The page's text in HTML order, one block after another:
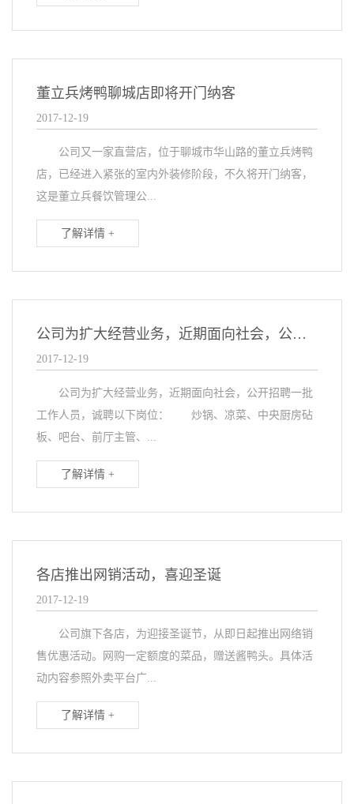
董立兵烤鸭聊城店即将开门纳客
2017-12-19
公司又一家直营店，位于聊城市华山路的董立兵烤鸭
店，已经进入紧张的室内外装修阶段，不久将开门纳客，
这是董立兵餐饮管理公...
了解详情 +
公司为扩大经营业务，近期面向社会，公开招聘一批工作人员
2017-12-19
公司为扩大经营业务，近期面向社会，公开招聘一批
工作人员，诚聘以下岗位： 炒锅、凉菜、中央厨房砧
板、吧台、前厅主管、...
了解详情 +
各店推出网销活动，喜迎圣诞
2017-12-19
公司旗下各店，为迎接圣诞节，从即日起推出网络销
售优惠活动。网购一定额度的菜品，赠送酱鸭头。具体活
动内容参照外卖平台广...
了解详情 +